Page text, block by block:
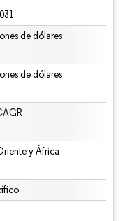
de dólares
de dólares
y África